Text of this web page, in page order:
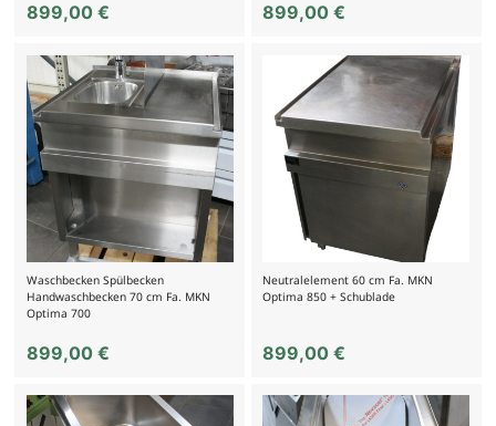
899,00 € 899,00€
Waschbecken Spülbecken
Handwaschbecken 70 cm Fa. MKN
Optima 700
899,00 €
Neutralelement 60 cm Fa. MKN
Optima 850 + Schublade
899,00€